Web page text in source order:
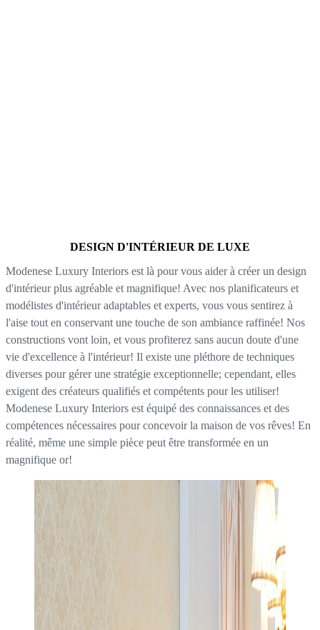
DESIGN D'INTÉRIEUR DE LUXE
Modenese Luxury Interiors est là pour vous aider à créer un design
d'intérieur plus agréable et magnifique! Avec nos planificateurs et
modélistes d'intérieur adaptables et experts, vous vous sentirez à
l'aise tout en conservant une touche de son ambiance raffinée! Nos
constructions vont loin, et vous profiterez sans aucun doute d'une
vie d'excellence à l'intérieur! Il existe une pléthore de techniques
diverses pour gérer une stratégie exceptionnelle; cependant, elles
exigent des créateurs qualifiés et compétents pour les utiliser!
Modenese Luxury Interiors est équipé des connaissances et des
compétences nécessaires pour concevoir la maison de vos rêves! En
réalité, même une simple pièce peut être transformée en un
magnifique or!